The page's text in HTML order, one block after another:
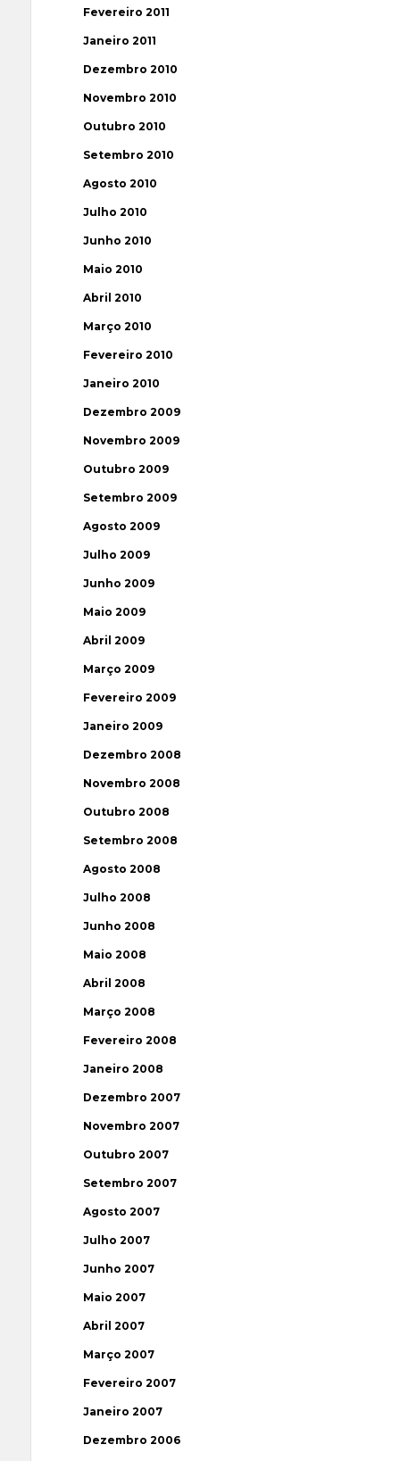
Fevereiro 2011
Janeiro 2011
Dezembro 2010
Novembro 2010
Outubro 2010
Setembro 2010
Agosto 2010
Julho 2010
Junho 2010
Maio 2010
Abril 2010
Março 2010
Fevereiro 2010
Janeiro 2010
Dezembro 2009
Novembro 2009
Outubro 2009
Setembro 2009
Agosto 2009
Julho 2009
Junho 2009
Maio 2009
Abril 2009
Março 2009
Fevereiro 2009
Janeiro 2009
Dezembro 2008
Novembro 2008
Outubro 2008
Setembro 2008
Agosto 2008
Julho 2008
Junho 2008
Maio 2008
Abril 2008
Março 2008
Fevereiro 2008
Janeiro 2008
Dezembro 2007
Novembro 2007
Outubro 2007
Setembro 2007
Agosto 2007
Julho 2007
Junho 2007
Maio 2007
Abril 2007
Março 2007
Fevereiro 2007
Janeiro 2007
Dezembro 2006